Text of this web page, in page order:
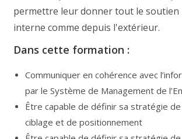
permettre leur donner tout le soutien
interne comme depuis l'extérieur.
Dans cette formation :
Communiquer en cohérence avec
par le Système de Management de
Être capable de définir sa stratégie
ciblage et de positionnement